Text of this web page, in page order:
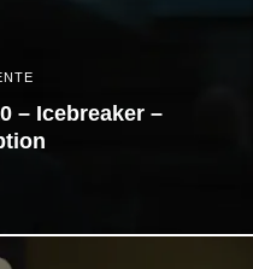
– Icebreaker –